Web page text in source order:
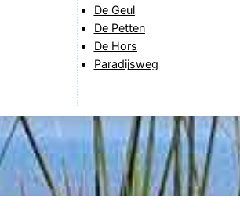
De Geul
De Petten
De Hors
Paradijsweg